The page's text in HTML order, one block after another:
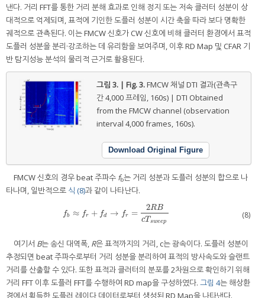
낸다. 거리 FFT를 통한 거리 분해 효과로 인해 정지 또는 저속 클러터 성분이 상
대적으로 억제되며, 표적에 기인한 도플러 성분이 시간 축을 따라 보다 명확한
궤적으로 관측된다. 이는 FMCW 신호가 CW 신호에 비해 클러터 환경에서 표적
도플러 성분을 분리·강조하는 데 유리함을 보여주며, 이후 RD Map 및 CFAR 기
반 탐지성능 분석의 물리적 근거로 활용된다.
그림 3. | Fig. 3.FMCW 채널 DTI 결과(관측구
간 4,000 프레임, 160s) | DTI Obtained
from the FMCW channel (observation
interval 4,000 frames, 160s).
Download Original Figure
FMCW 신호의 경우 beat 주파수 fb는 거리 성분과 도플러 성분의 합으로 나
타나며, 일반적으로 식 (8)과 같이 나타난다.
fb ≈ fr + fd → fr =
2RB
cTsweep
fb≈fr+fd →f r=2 RB cTs weep (8)
여기서 B는 송신 대역폭, R은 표적까지의 거리, c는 광속이다. 도플러 성분이
추정되면 beat 주파수로부터 거리 성분을 분리하여 표적의 방사속도와 슬랜트
거리를 산출할 수 있다. 또한 표적과 클러터의 분포를 2차원으로 확인하기 위해
거리 FFT 이후 도플러 FFT를 수행하여 RD map을 구성하였다. 그림 4는 해상환
경에서 획득한 도플러 레이다 데이터로부터 생성된 RD Map을 나타낸다.